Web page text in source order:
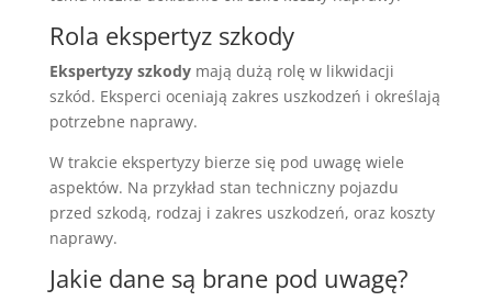
Rola ekspertyz szkody
Ekspertyzy szkodymają dużą rolę w likwidacji
szkód. Eksperci oceniają zakres uszkodzeń i określają
potrzebne naprawy.
W trakcie ekspertyzy bierze się pod uwagę wiele
aspektów. Na przykład stan techniczny pojazdu
przed szkodą, rodzaj i zakres uszkodzeń, oraz koszty
naprawy.
Jakie dane są brane pod uwagę?